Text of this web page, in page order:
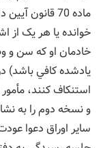
ماده 70
خوانده يا هر يک از
خادمان او كه سن و
يادشده كافي باشد)
استنكاف كنند،
و نسخه دوم را به
ساير اوراق دعوا